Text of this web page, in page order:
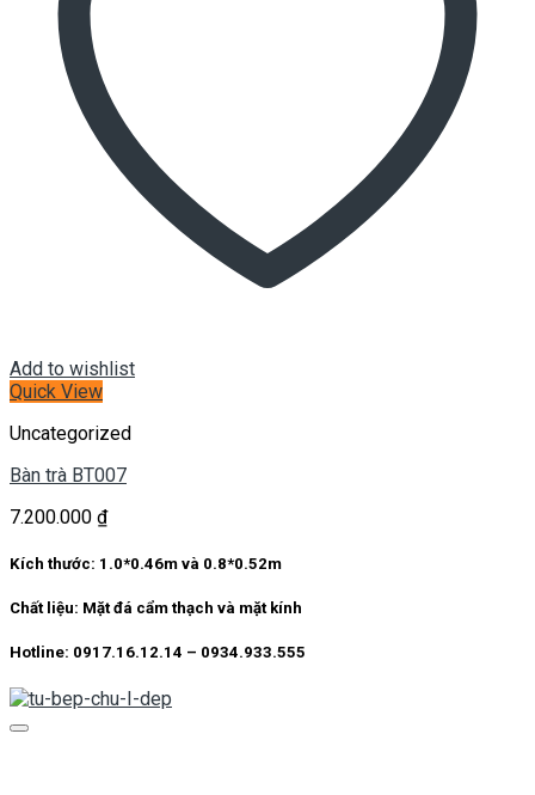
Add to wishlist
Quick View
Uncategorized
Bàn trà BT007
7.200.000 ₫
Kích thước: 1.0*0.46m và 0.8*0.52m
Chất liệu: Mặt đá cẩm thạch và mặt kính
Hotline: 0917.16.12.14 – 0934.933.555